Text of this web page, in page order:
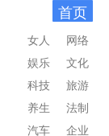
首页
网络
文化
旅游
法制
企业
女人
娱乐
科技
养生
汽车